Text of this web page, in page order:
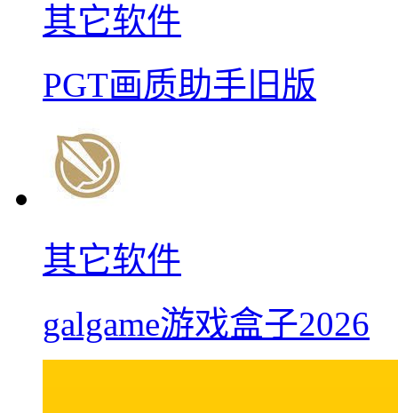
其它软件
PGT画质助手旧版
其它软件
galgame游戏盒子2026